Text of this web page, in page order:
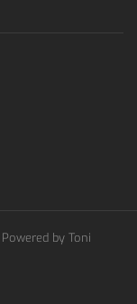
by Toni